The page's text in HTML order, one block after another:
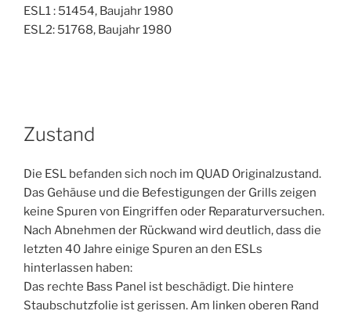
ESL1 : 51454, Baujahr 1980
ESL2: 51768, Baujahr 1980
Zustand
Die ESL befanden sich noch im QUAD Originalzustand.
Das Gehäuse und die Befestigungen der Grills zeigen
keine Spuren von Eingriffen oder Reparaturversuchen.
Nach Abnehmen der Rückwand wird deutlich, dass die
letzten 40 Jahre einige Spuren an den ESLs
hinterlassen haben:
Das rechte Bass Panel ist beschädigt. Die hintere
Staubschutzfolie ist gerissen. Am linken oberen Rand